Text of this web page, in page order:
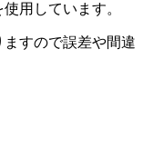
用しています。
すので誤差や間違